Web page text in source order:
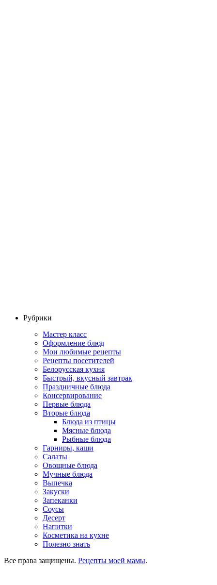
Рубрики
Мастер класс
Оформление блюд
Мои любимые рецепты
Рецепты посетителей
Белорусская кухня
Быстрый, вкусный завтрак
Праздничные блюда
Консервирование
Первые блюда
Вторые блюда
Блюда из птицы
Мясные блюда
Рыбные блюда
Гарниры, каши
Салаты
Овощные блюда
Мучные блюда
Выпечка
Закуски
Запеканки
Соусы
Десерт
Напитки
Косметика на кухне
Полезно знать
Все права защищены. Рецепты моей мамы.